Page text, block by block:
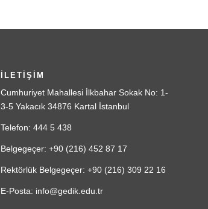
İLETİŞİM
Cumhuriyet Mahallesi İlkbahar Sokak No: 1-
3-5 Yakacık 34876 Kartal İstanbul
Telefon: 444 5 438
Belgegeçer: +90 (216) 452 87 17
Rektörlük Belgegeçer: +90 (216) 309 22 16
E-Posta: info@gedik.edu.tr